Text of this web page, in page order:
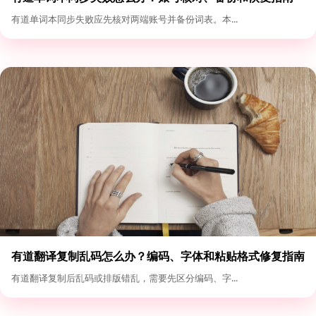
有道单词本同步失败应先核对两端账号并备份词表。本...
有道翻译复制乱码怎么办？编码、字体和粘贴格式修复指南
有道翻译复制后乱码或排版错乱，需要先区分编码、字...